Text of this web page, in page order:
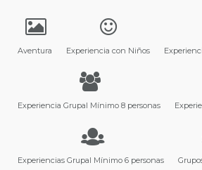
Aventura Experiencia con Niños
Experiencia Grupal Mínimo 8 personas
Experiencias Grupal Mínimo 6 personas